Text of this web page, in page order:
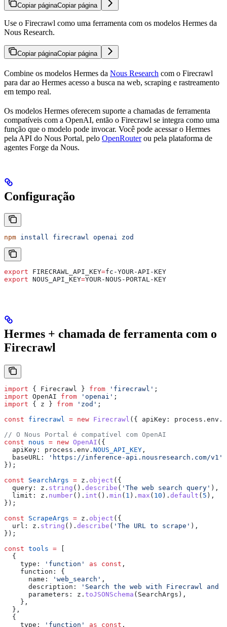
Copiar páginaCopiar página
Use o Firecrawl como uma ferramenta com os modelos Hermes da
Nous Research.
Copiar páginaCopiar página
Combine os modelos Hermes da Nous Research com o Firecrawl
para dar ao Hermes acesso a busca na web, scraping e rastreamento
em tempo real.
Os modelos Hermes oferecem suporte a chamadas de ferramenta
compatíveis com a OpenAI, então o Firecrawl se integra como uma
função que o modelo pode invocar. Você pode acessar o Hermes
pela API do Nous Portal, pelo OpenRouterou pela plataforma de
agentes Forge da Nous.
Configuração
npm install firecrawl openai zod
export FIRECRAWL_API_KEY=fc-YOUR-API-KEY
export NOUS_API_KEY=YOUR-NOUS-PORTAL-KEY
Hermes + chamada de ferramenta com o
Firecrawl
import { Firecrawl } from 'firecrawl' ;
import OpenAI from 'openai' ;
import { z } from 'zod' ;
const firecrawl = new Firecrawl ({ apiKey: process . env .
// O Nous Portal é compatível com OpenAI
const nous = new OpenAI ({
  apiKey:
process . env . NOUS_API_KEY ,
  baseURL:
'https://inference-api.nousresearch.com/v1'
});
const SearchArgs = z . object ({
  query:
z . string (). describe ( 'The web search query' ),
  limit:
z . number(). int (). min ( 1 ). max ( 10 ). default ( 5 ),
});
const ScrapeArgs = z . object ({
  url:
z . string (). describe ( 'The URL to scrape' ),
});
const tools =
  {
    type:
'function' as const ,
    function:
{
      name:
'web_search' ,
      description:
'Search the web with Firecrawl
      parameters:
z . toJSONSchema ( SearchArgs ),
    },
  },
  {
    type:
'function' as const ,